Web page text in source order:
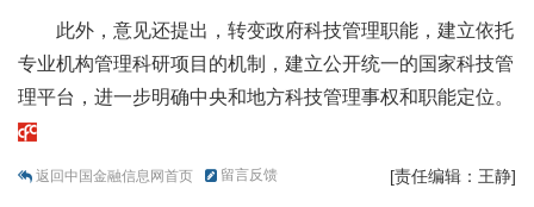
此外，意见还提出，转变政府科技管理职能，建立依托
专业机构管理科研项目的机制，建立公开统一的国家科技管
理平台，进一步明确中央和地方科技管理事权和职能定位。
返回中国金融信息网首页 留言反馈 [责任编辑：王静]